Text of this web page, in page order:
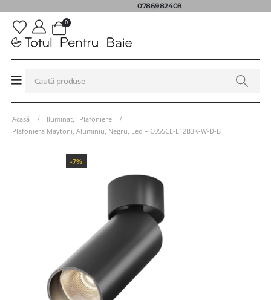
0786982408
0
Acasă Iluminat
Plafoniere
Plafonieră Maytoni, Aluminiu, Negru, Led – C055CL-L12B3K-W-D-B
-7%